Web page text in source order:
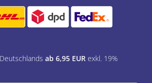
ab 6,95 EUR exkl. 19%